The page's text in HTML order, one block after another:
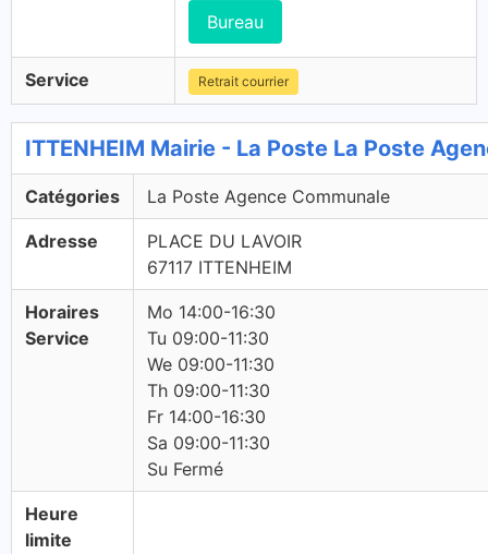
Bureau
Service Retrait courrier
ITTENHEIM Mairie - La Poste La Poste
Catégories La Poste Agence Communale
Adresse
PLACE DU LAVOIR
67117 ITTENHEIM
Horaires
Service
Mo 14:00-16:30
Tu 09:00-11:30
We 09:00-11:30
Th 09:00-11:30
Fr 14:00-16:30
Sa 09:00-11:30
Su Fermé
Heure
limite